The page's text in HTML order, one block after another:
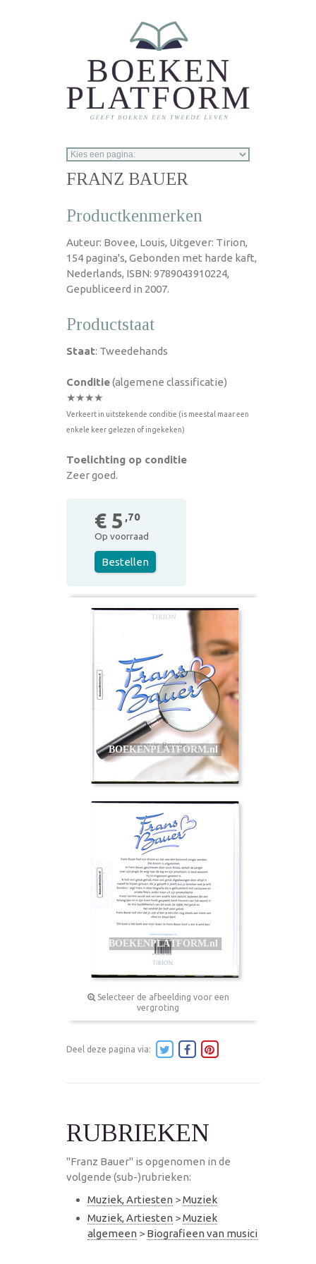
FRANZ BAUER
Productkenmerken
Auteur: Bovee, Louis, Uitgever: Tirion,
154 pagina's, Gebonden met harde kaft,
Nederlands, ISBN: 9789043910224,
Gepubliceerd in 2007.
Productstaat
Staat: Tweedehands
Conditie(algemene classificatie)
★★★★
Verkeert in uitstekende conditie (is meestal maar een
enkele keer gelezen of ingekeken)
Toelichting op conditie
Zeer goed.
€ 5 ,70
Op voorraad
Bestellen
Selecteer de afbeelding voor een
vergroting
Deel deze pagina via:
RUBRIEKEN
"Franz Bauer" is opgenomen in de
volgende (sub-)rubrieken:
Muziek, Artiesten >Muziek
Muziek, Artiesten >Muziek
algemeen > Biografieen van musici